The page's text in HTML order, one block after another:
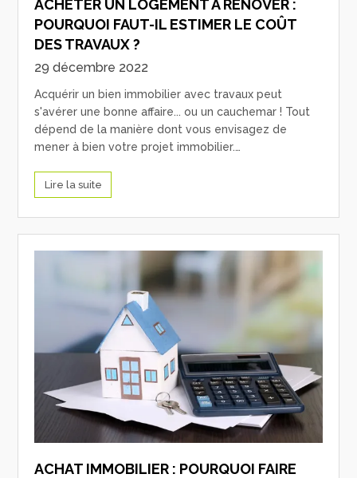
ACHETER UN LOGEMENT À RÉNOVER :
POURQUOI FAUT-IL ESTIMER LE COÛT
DES TRAVAUX ?
29 décembre 2022
Acquérir un bien immobilier avec travaux peut
s'avérer une bonne affaire... ou un cauchemar ! Tout
dépend de la manière dont vous envisagez de
mener à bien votre projet immobilier.…
Lire la suite
ACHAT IMMOBILIER : POURQUOI FAIRE